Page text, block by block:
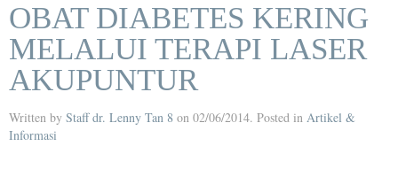
OBAT DIABETES KERING
MELALUI TERAPI LASER
AKUPUNTUR
Written by Staff dr. Lenny Tan 8 on 02/06/2014. Posted in Artikel &
Informasi